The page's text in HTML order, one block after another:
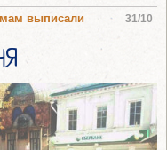
31/10
выписали